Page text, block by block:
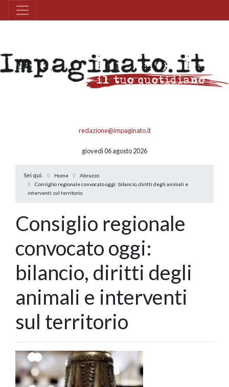
redazione@impaginato.it
giovedì 06 agosto 2026
Sei qui: Home
Abruzzo
Consiglio regionale convocato oggi: bilancio, diritti degli animali e
interventi sul territorio
Consiglio regionale
convocato oggi:
bilancio, diritti degli
animali e interventi
sul territorio